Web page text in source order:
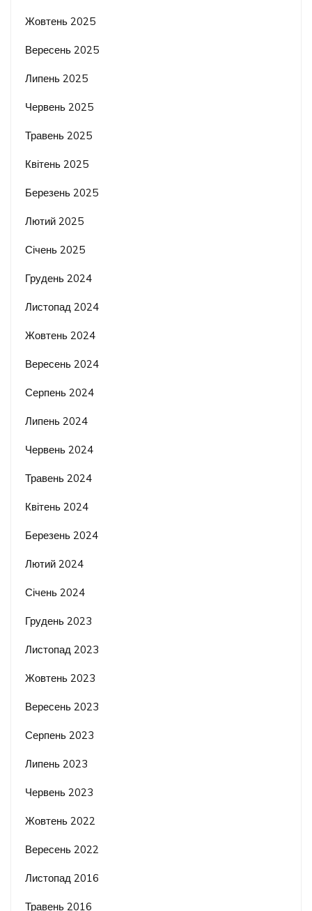
Жовтень 2025
Вересень 2025
Липень 2025
Червень 2025
Травень 2025
Квітень 2025
Березень 2025
Лютий 2025
Січень 2025
Грудень 2024
Листопад 2024
Жовтень 2024
Вересень 2024
Серпень 2024
Липень 2024
Червень 2024
Травень 2024
Квітень 2024
Березень 2024
Лютий 2024
Січень 2024
Грудень 2023
Листопад 2023
Жовтень 2023
Вересень 2023
Серпень 2023
Липень 2023
Червень 2023
Жовтень 2022
Вересень 2022
Листопад 2016
Травень 2016